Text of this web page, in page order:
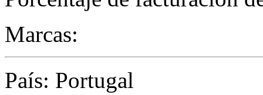
Marcas:
País: Portugal